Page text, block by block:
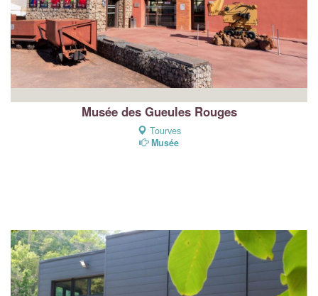
Musée des Gueules Rouges
Tourves
Musée